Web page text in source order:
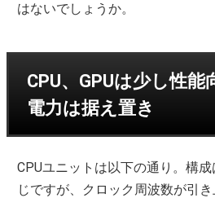
はないでしょうか。
CPU、GPUは少し性
電力は据え置き
CPUユニットは以下の通り。構
じですが、クロック周波数が引